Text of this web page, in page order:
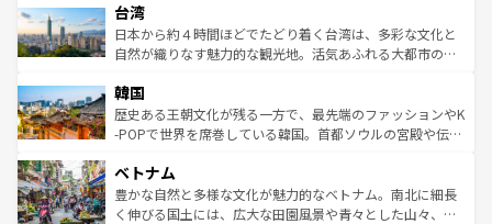
ならではの贅沢な旅のスタイルだ。 なお、新着のアメリカ
情報はコンテンツ一覧を参照してほしい。
れるおもてなしの心で訪れる人々を迎えてくれるハワイの
人々、おいしいローカルフードやハワイアンミュージッ
ク、伝統的なフラダンスなど、すべてがハワイの魅力を彩
ワイを、存分に味わってほしい。 なお、新着のハワイ情報
はコンテンツ一覧を参照してほしい。
リアリーフや大陸中央部にそびえるウルル（エアーズロッ
ク）、タスマニアの美しい原生林やケアンズの熱帯雨林な
ど、見どころがたくさん。また、カフェやワイン、オージ
いる。アクティビティも充実しており、サーフィンやダイ
ビング、ハイキングなど、アウトドア好きにはたまらな
い。オーストラリアの多彩な魅力を存分に味わいつくそ
参照してほしい。
台湾
日本から約４時間ほどでたどり着く台湾は、多彩な文化と
自然が織りなす魅力的な観光地。活気あふれる大都市の台
ン）、静ひつな山岳地帯である台湾東部など、都市の喧騒
と山間の静けさが共存しており、訪れる人に新しい発見と
驚きをもたらしてくれる。また、奥深い台湾の食文化も魅
容にもいいと評判のスイーツなど、バラエティ豊かな料理
が味わえる。 なお、新着の台湾情報は コンテンツ一覧を参
照してほしい。
韓国
歴史ある王朝文化が残る一方で、最先端のファッションやK
-POPで世界を席巻している韓国。首都ソウルの宮殿や伝統
き、地方に足を延ばせば四季折々の自然美を楽しむことが
できる。そして、キムチや焼肉、絶品のストリートフード
まで、さまざまな韓国料理が待っている。夜には、韓国な
ベトナム
豊かな自然と多様な文化が魅力的なベトナム。南北に細長
く伸びる国土には、広大な田園風景や青々とした山々、世